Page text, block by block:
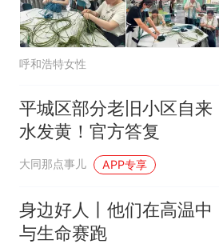
呼和浩特女性
平城区部分老旧小区自来
水发黄！官方答复
大同那点事儿 APP专享
身边好人丨他们在高温中
与生命赛跑